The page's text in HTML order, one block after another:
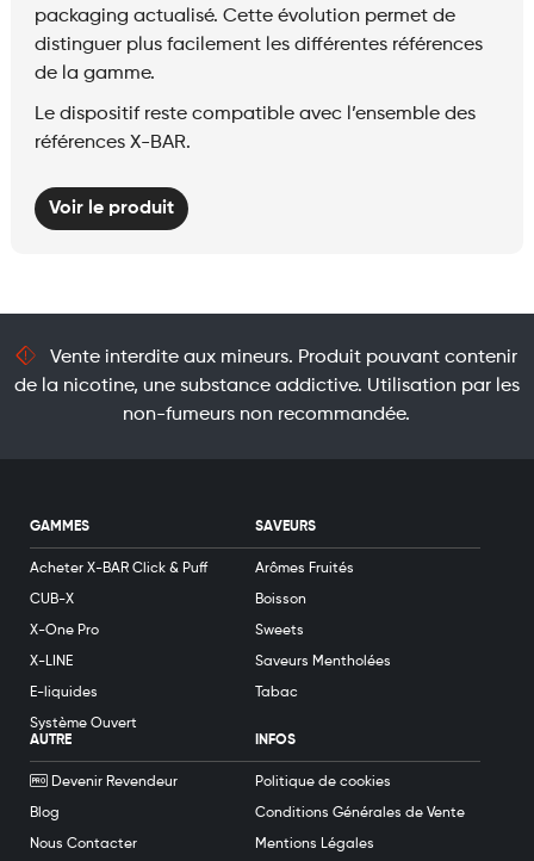
packaging actualisé. Cette évolution permet de
distinguer plus facilement les différentes références
de la gamme.
Le dispositif reste compatible avec l’ensemble des
références X-BAR.
Voir le produit
Vente interdite aux mineurs. Produit pouvant contenir
de la nicotine, une substance addictive. Utilisation par les
non-fumeurs non recommandée.
GAMMES
Acheter X-BAR Click & Puff
CUB-X
X-One Pro
X-LINE
E-liquides
Système Ouvert
SAVEURS
Arômes Fruités
Boisson
Sweets
Saveurs Mentholées
Tabac
AUTRE
Devenir Revendeur
Blog
Nous Contacter
INFOS
Politique de cookies
Conditions Générales de Vente
Mentions Légales